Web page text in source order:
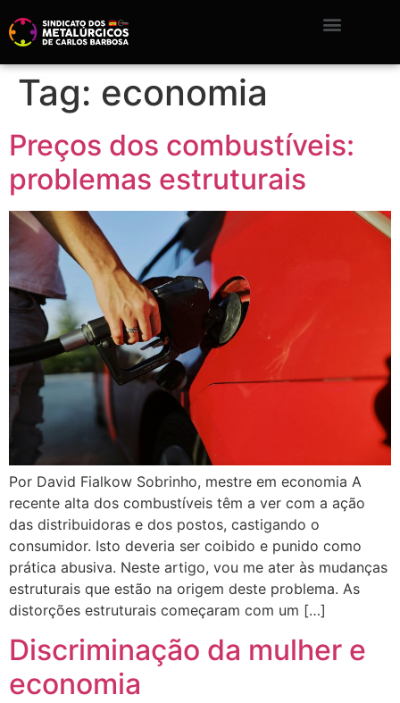
Tag: economia
Preços dos combustíveis:
problemas estruturais
Por David Fialkow Sobrinho, mestre em economia A
recente alta dos combustíveis têm a ver com a ação
das distribuidoras e dos postos, castigando o
consumidor. Isto deveria ser coibido e punido como
prática abusiva. Neste artigo, vou me ater às mudanças
estruturais que estão na origem deste problema. As
distorções estruturais começaram com um […]
Discriminação da mulher e
economia